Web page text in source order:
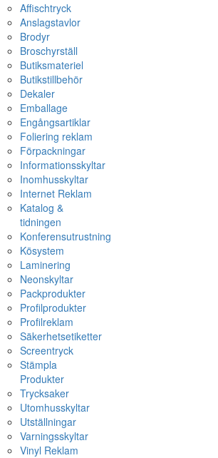
Affischtryck
Anslagstavlor
Brodyr
Broschyrställ
Butiksmateriel
Butikstillbehör
Dekaler
Emballage
Engångsartiklar
Foliering reklam
Förpackningar
Informationsskyltar
Inomhusskyltar
Internet Reklam
Katalog &
tidningen
Konferensutrustning
Kösystem
Laminering
Neonskyltar
Packprodukter
Profilprodukter
Profilreklam
Säkerhetsetiketter
Screentryck
Stämpla
Produkter
Trycksaker
Utomhusskyltar
Utställningar
Varningsskyltar
Vinyl Reklam